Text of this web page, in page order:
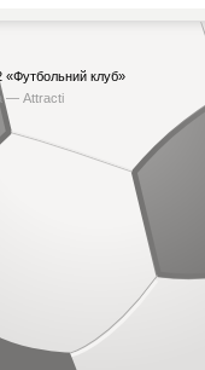
«Футбольний клуб»
— Attracti